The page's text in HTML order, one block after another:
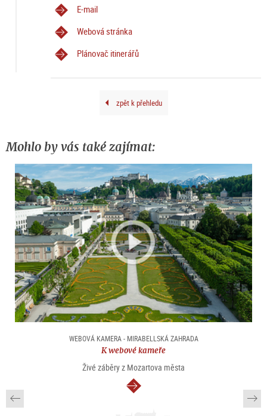
E-mail
Webová stránka
Plánovač itinerářů
zpět k přehledu
Mohlo by vás také zajímat:
WEBOVÁ KAMERA - MIRABELLSKÁ ZAHRADA
K webové kameře
Živé záběry z Mozartova města
continue